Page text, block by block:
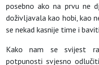
posebno ako na prvu ne
doživljavala kao hobi, kao
se nekad kasnije time i
Kako nam se svijest
potpunosti svjesno